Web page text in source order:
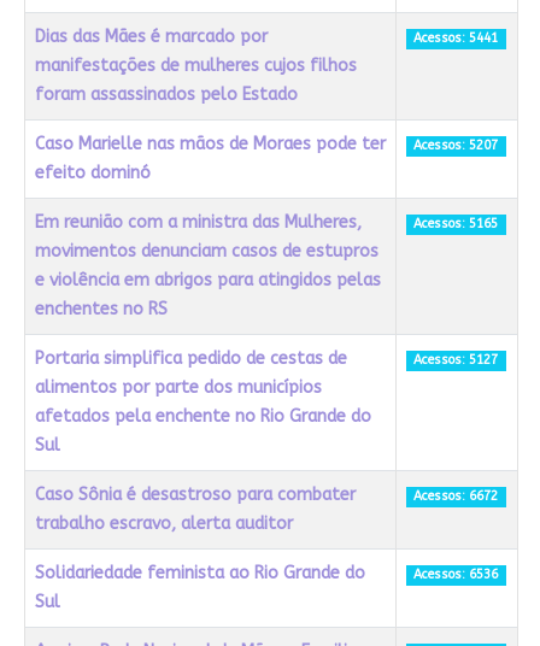
Dias das Mães é marcado por
manifestações de mulheres cujos filhos
foram assassinados pelo Estado
Acessos: 5441
Caso Marielle nas mãos de Moraes pode ter
efeito dominó
Acessos: 5207
Em reunião com a ministra das Mulheres,
movimentos denunciam casos de estupros
e violência em abrigos para atingidos pelas
enchentes no RS
Acessos: 5165
Portaria simplifica pedido de cestas de
alimentos por parte dos municípios
afetados pela enchente no Rio Grande do
Sul
Acessos: 5127
Caso Sônia é desastroso para combater
trabalho escravo, alerta auditor
Acessos: 6672
Solidariedade feminista ao Rio Grande do
Sul
Acessos: 6536